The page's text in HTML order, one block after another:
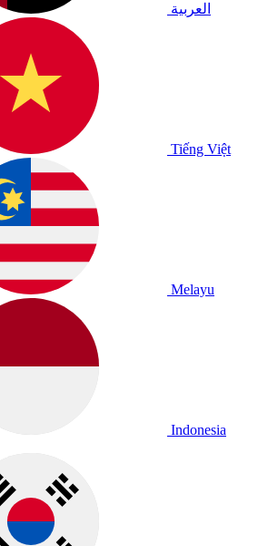
العربية
Tiếng Việt
Melayu
Indonesia